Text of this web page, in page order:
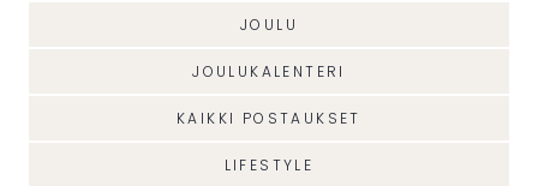
JOULU
JOULUKALENTERI
KAIKKI POSTAUKSET
LIFESTYLE